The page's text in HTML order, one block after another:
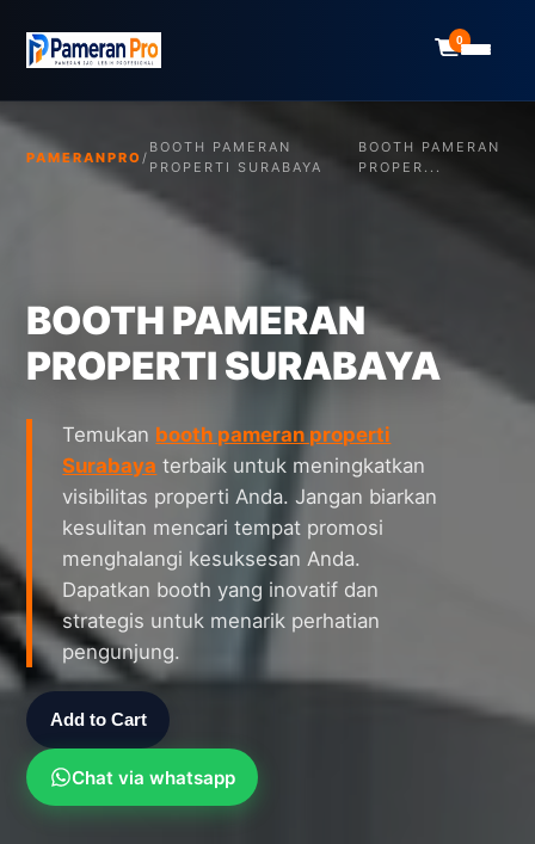
0
PAMERANPRO /
BOOTH PAMERAN
PROPERTI SURABAYA
BOOTH PAMERAN
PROPER...
BOOTH PAMERAN
PROPERTI SURABAYA
Temukan booth pameran properti
Surabaya terbaik untuk meningkatkan
visibilitas properti Anda. Jangan biarkan
kesulitan mencari tempat promosi
menghalangi kesuksesan Anda.
Dapatkan booth yang inovatif dan
strategis untuk menarik perhatian
pengunjung.
Add to Cart
Chat via whatsapp